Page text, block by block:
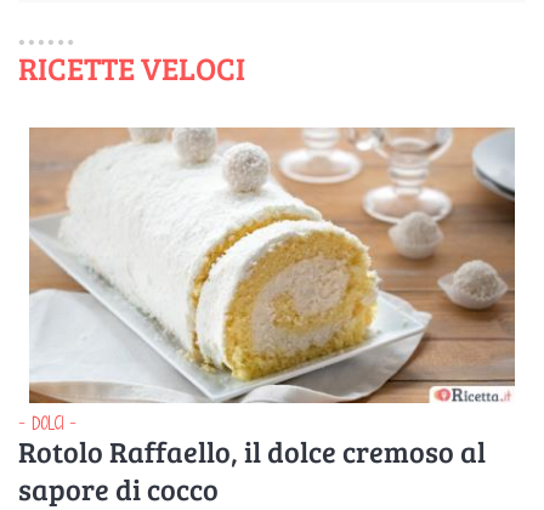
RICETTE VELOCI
- DOLCI -
Rotolo Raffaello, il dolce cremoso al
sapore di cocco